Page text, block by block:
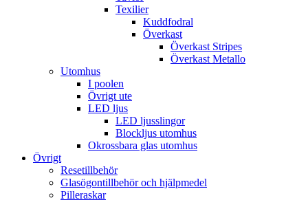
Texilier
Kuddfodral
Överkast
Överkast Stripes
Överkast Metallo
Utomhus
I poolen
Övrigt ute
LED ljus
LED ljusslingor
Blockljus utomhus
Okrossbara glas utomhus
Övrigt
Resetillbehör
Glasögontillbehör och hjälpmedel
Pilleraskar